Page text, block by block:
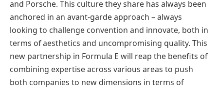
and Porsche. This culture they share has always been
anchored in an avant-garde approach – always
looking to challenge convention and innovate, both in
terms of aesthetics and uncompromising quality. This
new partnership in Formula E will reap the benefits of
combining expertise across various areas to push
both companies to new dimensions in terms of